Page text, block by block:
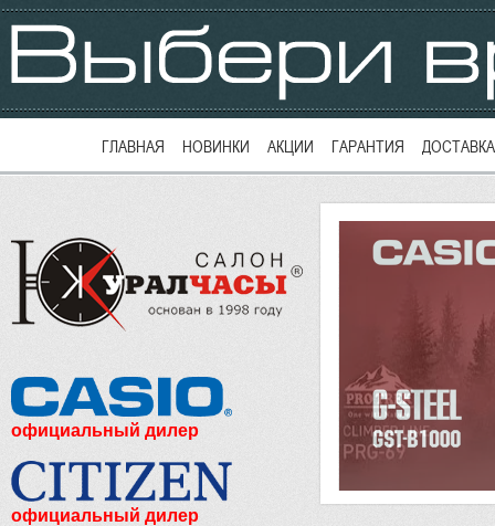
ГЛАВНАЯ НОВИНКИ АКЦИИ ГАРАНТИЯ ДОСТАВКА
официальный дилер
официальный дилер